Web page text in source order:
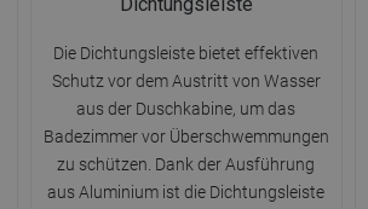
Die Dichtungsleiste bietet effektiven
Schutz vor dem Austritt von Wasser
aus der Duschkabine, um das
Badezimmer vor Überschwemmungen
zu schützen. Dank der Ausführung
aus Aluminium ist die Dichtungsleiste